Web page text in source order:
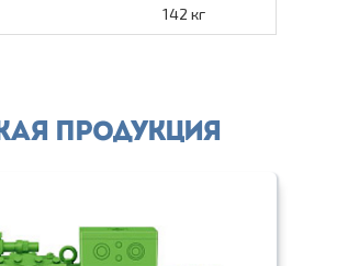
142 кг
продукция